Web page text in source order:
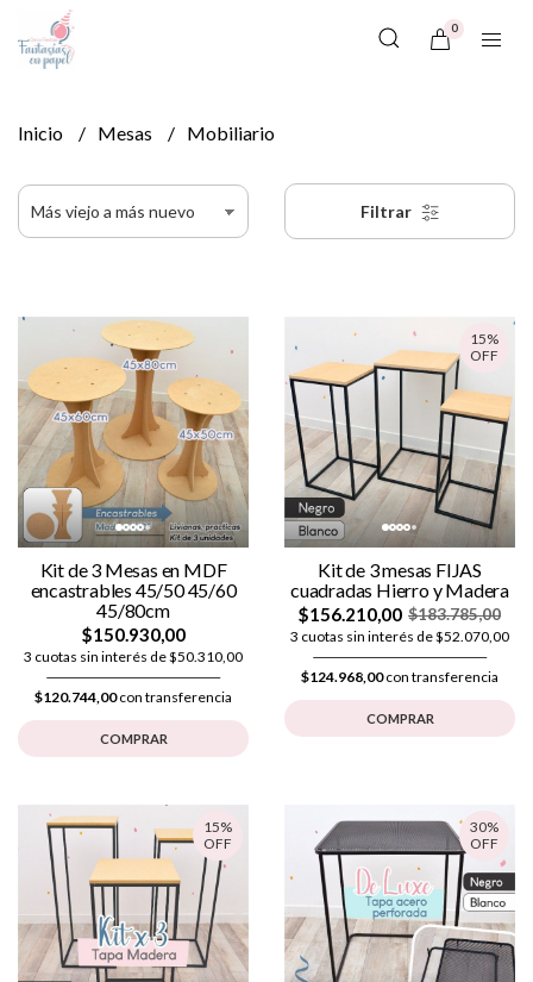
0
Inicio Mesas Mobiliario
Filtrar
Kit de 3 Mesas en MDF
encastrables 45/50 45/60
45/80cm
$150.930,00
3 cuotas sin interés de $50.310,00
$120.744,00con transferencia
COMPRAR
15%
OFF
Kit de 3 mesas FIJAS
cuadradas Hierro y Madera
$156.210,00 $183.785,00
3 cuotas sin interés de $52.070,00
$124.968,00con transferencia
COMPRAR
15%
OFF
30%
OFF